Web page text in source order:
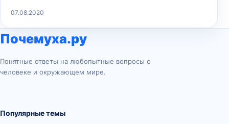
07.08.2020
Почемуха.ру
Понятные ответы на любопытные вопросы о
человеке и окружающем мире.
Популярные темы